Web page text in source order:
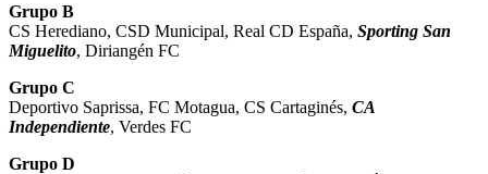
Grupo B
CS Herediano, CSD Municipal, Real CD España, Sporting San
Miguelito, Diriangén FC
Grupo C
Deportivo Saprissa, FC Motagua, CS Cartaginés, CA
Independiente, Verdes FC
Grupo D